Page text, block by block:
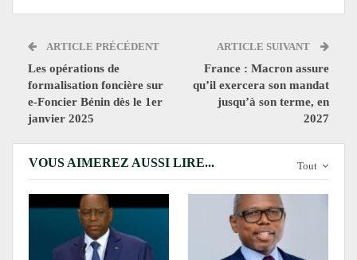
ARTICLE PRÉCÉDENT
Les opérations de
formalisation foncière sur
e-Foncier Bénin dès le 1er
janvier 2025
ARTICLE SUIVANT
France : Macron assure
qu’il exercera son mandat
jusqu’à son terme, en
2027
Tout
VOUS AIMEREZ AUSSI LIRE...